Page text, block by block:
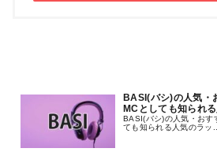
BASI(バシ)の人気・
MCとしても知られ
BASI(バシ)の人気・おす
ても知られる人気のラッ